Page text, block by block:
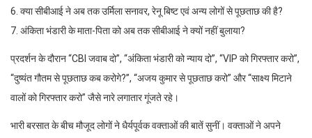
6. क्या सीबीआई ने अब तक उर्मिला सनावर, रेनू बिष्ट एवं अन्य लोगों से पूछताछ की है?
7. अंकिता भंडारी के माता-पिता को अब तक सीबीआई ने क्यों नहीं बुलाया?
प्रदर्शन के दौरान “CBI जवाब दो”, “अंकिता भंडारी को न्याय दो”, “VIP को गिरफ्तार करो”,
“दुष्यंत गौतम से पूछताछ कब करोगे?”, “अजय कुमार से पूछताछ करो” और “साक्ष्य मिटाने
वालों को गिरफ्तार करो” जैसे नारे लगातार गूंजते रहे।
भारी बरसात के बीच मौजूद लोगों ने धैर्यपूर्वक वक्ताओं की बातें सुनीं। वक्ताओं ने अपने